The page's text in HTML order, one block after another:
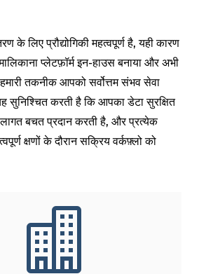
के लिए प्रौद्योगिकी महत्वपूर्ण है, यही कारण
प्लेटफ़ॉर्म इन-हाउस बनाया और अभी
तकनीक आपको सर्वोत्तम संभव सेवा
सुनिश्चित करती है कि आपका डेटा सुरक्षित
बचत प्रदान करती है, और प्रत्येक
क्षणों के दौरान सक्रिय वर्कफ़्लो को
